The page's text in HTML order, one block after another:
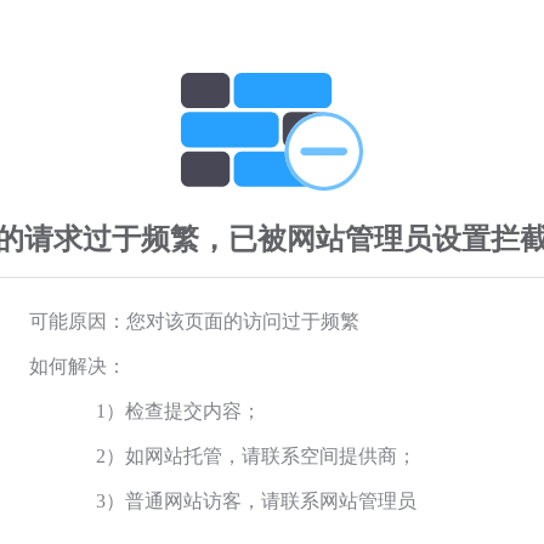
请求过于频繁，已被网站管理员设置拦
可能原因：您对该页面的访问过于频繁
如何解决：
1）检查提交内容；
2）如网站托管，请联系空间提供商；
3）普通网站访客，请联系网站管理员